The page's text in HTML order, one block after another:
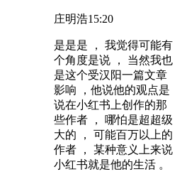
庄明浩15:20
是是是 ， 我觉得可能有
个角度是说 ， 当然我也
是这个受汉阳一篇文章
影响 ，他说他的观点是
说在小红书上创作的那
些作者 ， 哪怕是超超级
大的 ， 可能百万以上的
作者 ， 某种意义上来说
小红书就是他的生活 。